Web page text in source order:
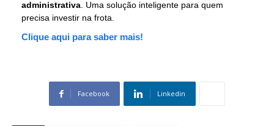
administrativa . Uma solução inteligente para quem
precisa investir na frota.
Clique aqui para saber mais!
Facebook Linkedin